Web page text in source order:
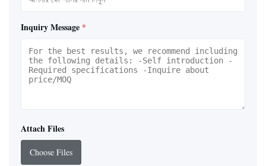
Inquiry Message *
Attach Files
Choose Files